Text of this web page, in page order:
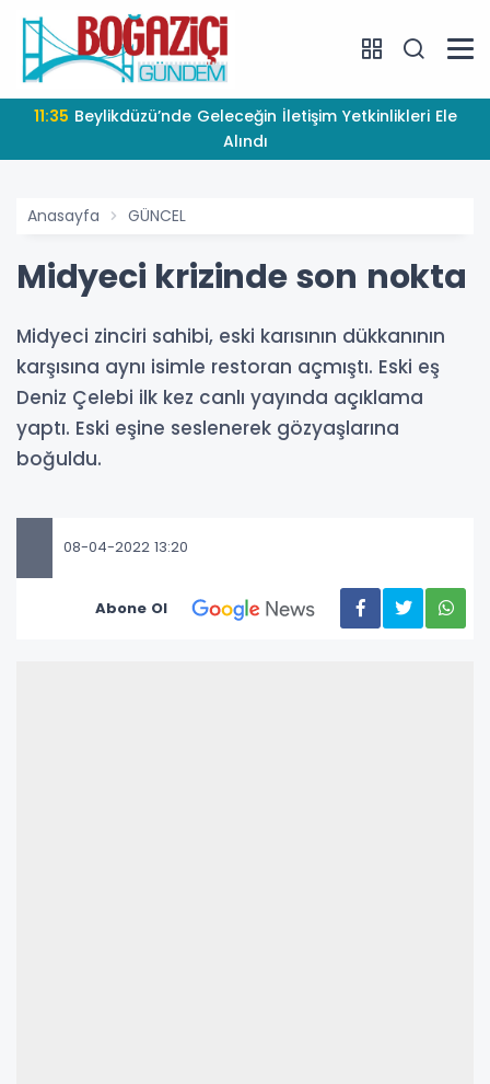
11:35
Alındı
Anasayfa GÜNCEL
Midyeci krizinde son nokta
Midyeci zinciri sahibi, eski karısının dükkanının
karşısına aynı isimle restoran açmıştı. Eski eş
Deniz Çelebi ilk kez canlı yayında açıklama
yaptı. Eski eşine seslenerek gözyaşlarına
boğuldu.
08-04-2022 13:20
Abone Ol